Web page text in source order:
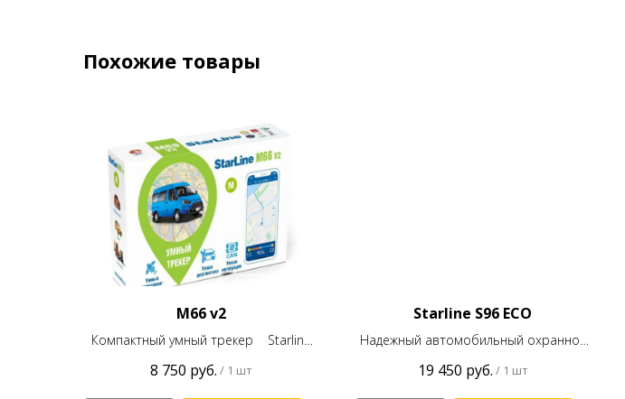
Похожие товары
M66 v2
Компактный умный трекер Starline
8 750 руб. / 1 шт
Starline S96 ECO
Надежный автомобильный охранно-
интеллектуальным автозапуском с
19 450 руб. / 1 шт